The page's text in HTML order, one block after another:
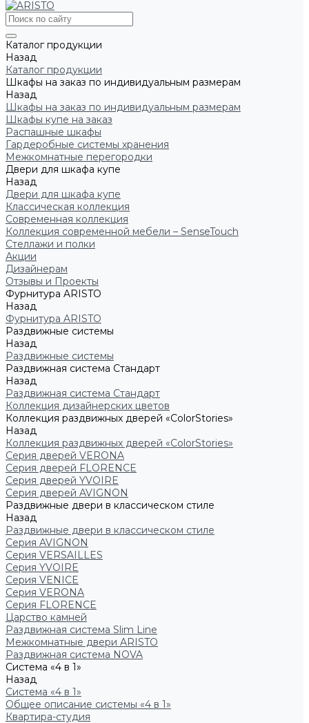
Каталог продукции
Назад
Каталог продукции
Шкафы на заказ по индивидуальным размерам
Назад
Шкафы на заказ по индивидуальным размерам
Шкафы купе на заказ
Распашные шкафы
Гардеробные системы хранения
Межкомнатные перегородки
Двери для шкафа купе
Назад
Двери для шкафа купе
Классическая коллекция
Современная коллекция
Коллекция современной мебели – SenseTouch
Стеллажи и полки
Акции
Дизайнерам
Отзывы и Проекты
Фурнитура ARISTO
Назад
Фурнитура ARISTO
Раздвижные системы
Назад
Раздвижные системы
Раздвижная система Стандарт
Назад
Раздвижная система Стандарт
Коллекция дизайнерских цветов
Коллекция раздвижных дверей «ColorStories»
Назад
Коллекция раздвижных дверей «ColorStories»
Серия дверей VERONA
Серия дверей FLORENCE
Серия дверей YVOIRE
Серия дверей AVIGNON
Раздвижные двери в классическом стиле
Назад
Раздвижные двери в классическом стиле
Серия AVIGNON
Серия VERSAILLES
Серия YVOIRE
Серия VENICE
Серия VERONA
Серия FLORENCE
Царство камней
Раздвижная система Slim Line
Межкомнатные двери ARISTO
Раздвижная система NOVA
Система «4 в 1»
Назад
Система «4 в 1»
Общее описание системы «4 в 1»
Квартира-студия